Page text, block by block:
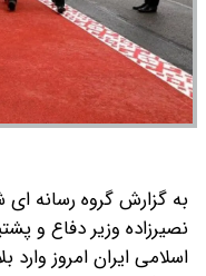
به گزارش گروه رسانه
نصیرزاده وزیر دفاع و
اسلامی ایران امروز